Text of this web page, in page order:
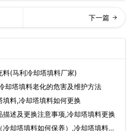
却塔在工作中要如何维护
(马利冷却塔填料厂家)
却塔填料老化的危害及维护方法
料,冷却塔填料如何更换
述及更换注意事项,冷却塔填料更换
却塔填料如何保养）,冷却塔填料更